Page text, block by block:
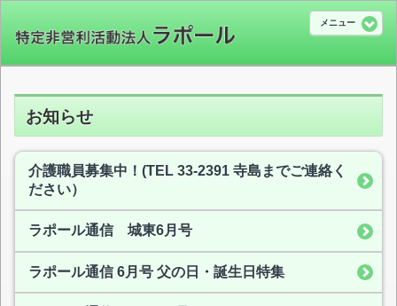
メニュー
お知らせ
介護職員募集中！(TEL 33-2391 寺島までご連絡く
ださい）
ラポール通信 城東6月号
ラポール通信 6月号 父の日・誕生日特集